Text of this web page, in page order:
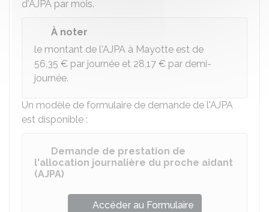
d'AJPA par mois.
À noter
le montant de l'AJPA à Mayotte est de
56,35 € par journée et 28,17 € par demi-
journée.
Un modèle de formulaire de demande de l'AJPA
est disponible :
Demande de prestation de
l'allocation journalière du proche aidant
(AJPA)
Accéder au Formulaire